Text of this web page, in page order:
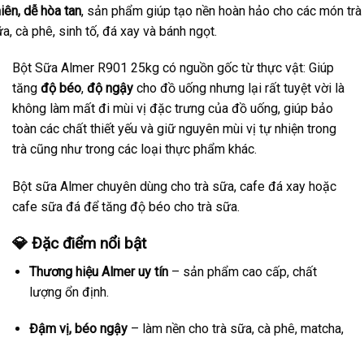
dễ hòa tan, sản phẩm giúp tạo nền hoàn hảo cho các món trà
cà phê, sinh tố, đá xay và bánh ngọt.
Bột Sữa Almer R901 25kg có nguồn gốc từ thực vật: Giúp
tăng độ béo, độ ngậy cho đồ uống nhưng lại rất tuyệt vời là
không làm mất đi mùi vị đặc trưng của đồ uống, giúp bảo
toàn các chất thiết yếu và giữ nguyên mùi vị tự nhiện trong
trà cũng như trong các loại thực phẩm khác.
Bột sữa Almer chuyên dùng cho trà sữa, cafe đá xay hoặc
cafe sữa đá để tăng độ béo cho trà sữa.
💎 Đặc điểm nổi bật
Thương hiệu Almer uy tín– sản phẩm cao cấp, chất
lượng ổn định.
Đậm vị, béo ngậy– làm nền cho trà sữa, cà phê, matcha,